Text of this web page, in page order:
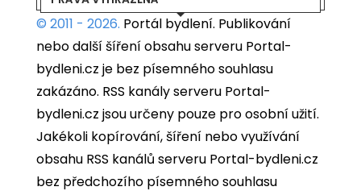
© 2011 - 2026. Portál bydlení. Publikování
nebo další šíření obsahu serveru Portal-
bydleni.cz je bez písemného souhlasu
zakázáno. RSS kanály serveru Portal-
bydleni.cz jsou určeny pouze pro osobní užití.
Jakékoli kopírování, šíření nebo využívání
obsahu RSS kanálů serveru Portal-bydleni.cz
bez předchozího písemného souhlasu